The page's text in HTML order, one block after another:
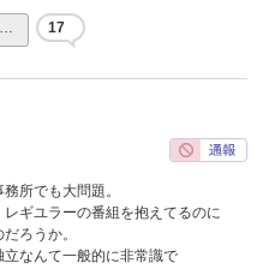
17
所でも大問題。
ギユラーの番組を抱えてるのに
ろうか。
なんて一般的に非常識で